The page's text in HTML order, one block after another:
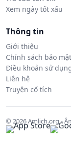
Xem ngày tốt xấu
Thông tin
Giới thiệu
Chính sách bảo mật
Điều khoản sử
Liên hệ
Truyện cổ tích
© 2026 Amlich.org -